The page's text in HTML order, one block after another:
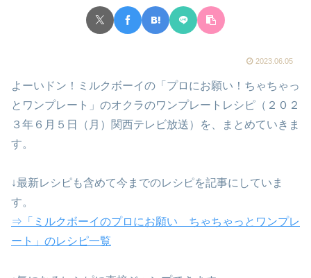
2023.06.05
よーいドン！ミルクボーイの「プロにお願い！ちゃちゃっ
とワンプレート」のオクラのワンプレートレシピ（２０２
３年６月５日（月）関西テレビ放送）を、まとめていきま
す。
↓最新レシピも含めて今までのレシピを記事にしていま
す。
⇒「ミルクボーイのプロにお願い ちゃちゃっとワンプレ
ート」のレシピ一覧